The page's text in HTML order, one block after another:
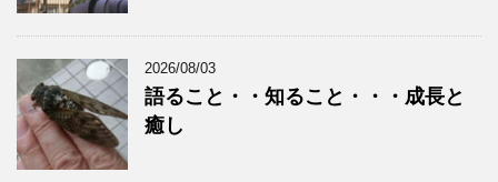
2026/08/03
語ること・・知ること・・・成長と
癒し